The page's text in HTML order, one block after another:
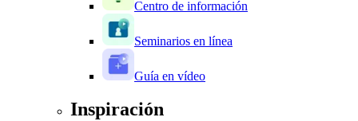
Centro de información
Seminarios en línea
Guía en vídeo
Inspiración